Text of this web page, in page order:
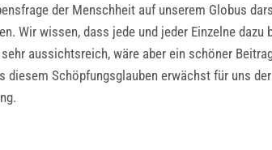
der Menschheit auf unserem Globus
Wir wissen, dass jede und jeder Einzelne dazu
aussichtsreich, wäre aber ein schöner
diesem Schöpfungsglauben erwächst für uns